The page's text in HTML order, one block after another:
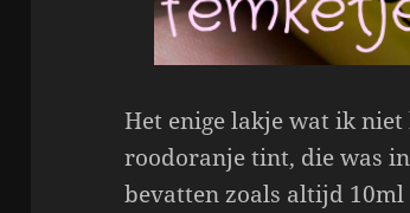
Het enige lakje wat ik
roodoranje tint, die was
bevatten zoals altijd